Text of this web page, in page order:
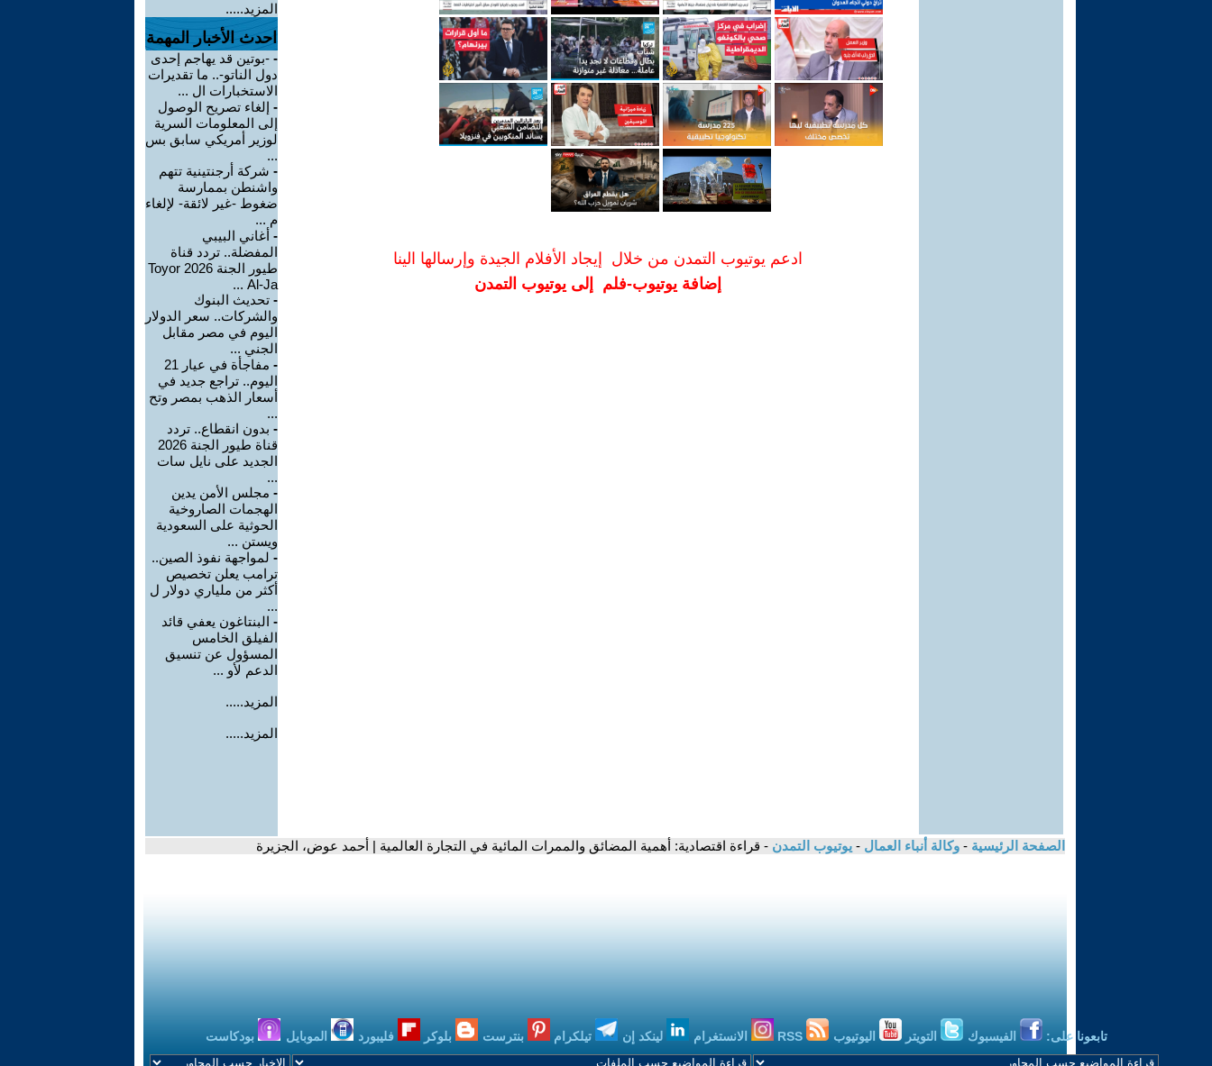
ادعم يوتيوب التمدن من خلال إيجاد الأفلام الجيدة وإرسالها الينا
إضافة يوتيوب-فلم إلى يوتيوب التمدن
المزيد.....
احدث الأخبار المهمة
- -بوتين قد يهاجم إحدى
دول الناتو-.. ما تقديرات
الاستخبارات ال ...
- إلغاء تصريح الوصول
إلى المعلومات السرية
لوزير أمريكي سابق بس
...
- شركة أرجنتينية تتهم
واشنطن بممارسة
ضغوط -غير لائقة- لإلغاء
م ...
- أغاني البيبي
المفضلة.. تردد قناة
طيور الجنة 2026 Toyor
Al-Ja ...
- تحديث البنوك
والشركات.. سعر الدولار
اليوم في مصر مقابل
الجني ...
-
مفاجأة في عيار 21
اليوم.. تراجع جديد في
أسعار الذهب بمصر وتح
...
- بدون انقطاع.. تردد
قناة طيور الجنة 2026
الجديد على نايل سات
...
- مجلس الأمن يدين
الهجمات الصاروخية
الحوثية على السعودية
ويستن ...
- لمواجهة نفوذ الصين..
ترامب يعلن تخصيص
أكثر من ملياري دولار ل
...
- البنتاغون يعفي قائد
الفيلق الخامس
المسؤول عن تنسيق
الدعم لأو ...
المزيد.....
المزيد.....
الصفحة الرئيسية - وكالة أنباء العمال - يوتيوب التمدن - قراءة اقتصادية: أهمية المضائق والممرات المائية في التجارة العالمية | أحمد عوض، الجزيرة
تابعونا على: الفيسبوك التويتر اليوتيوب الانستغرام لينكد إن تيلكرام بنترست بلوكر فليبورد الموبايل بودكاست